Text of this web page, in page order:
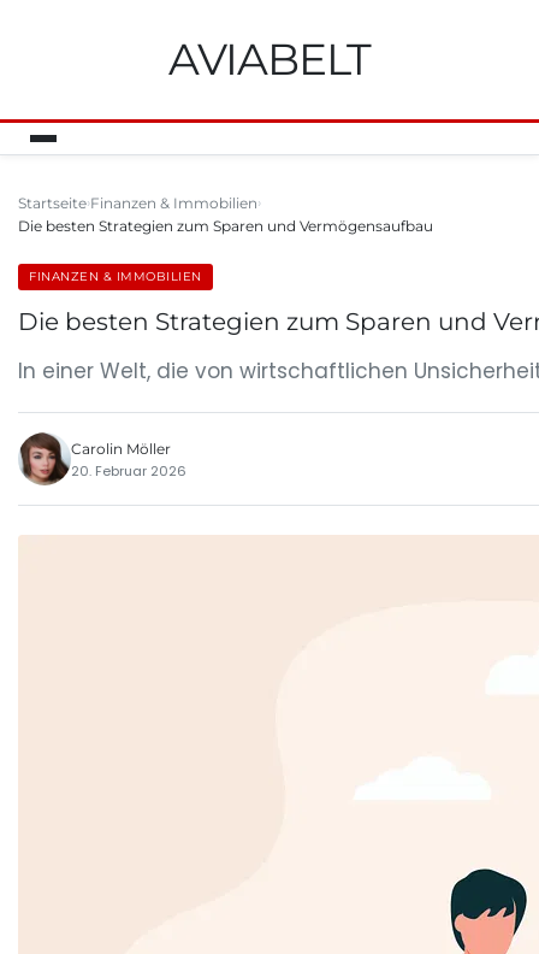
AVIABELT
Startseite Finanzen & Immobilien
Die besten Strategien zum Sparen und Vermögensaufbau
FINANZEN & IMMOBILIEN
Die besten Strategien zum Sparen und
In einer Welt, die von wirtschaftlichen
Carolin Möller
20. Februar 2026